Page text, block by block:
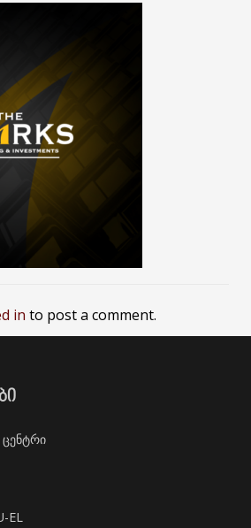
in to post a comment.
ცენტრი
EL